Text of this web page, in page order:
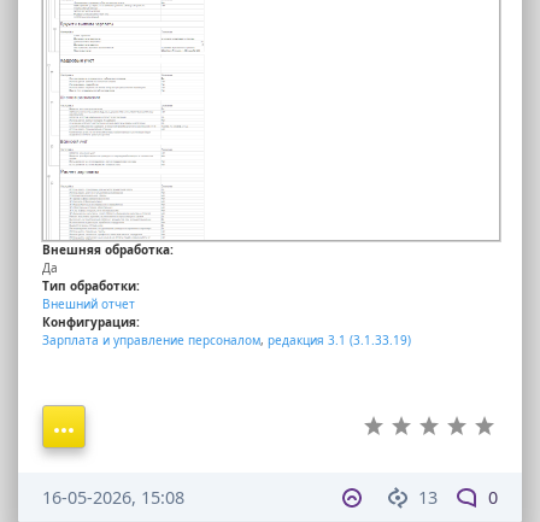
Внешняя обработка:
Да
Тип обработки:
Внешний отчет
Конфигурация:
Зарплата и управление персоналом, редакция 3.1 (3.1.33.19)
13 0
16-05-2026, 15:08